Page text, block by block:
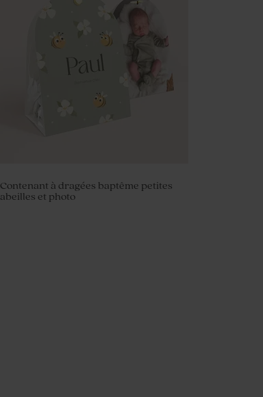
Toise en bois à personnaliser biche et
Contenant à dragées baptême petites
abeilles et photo